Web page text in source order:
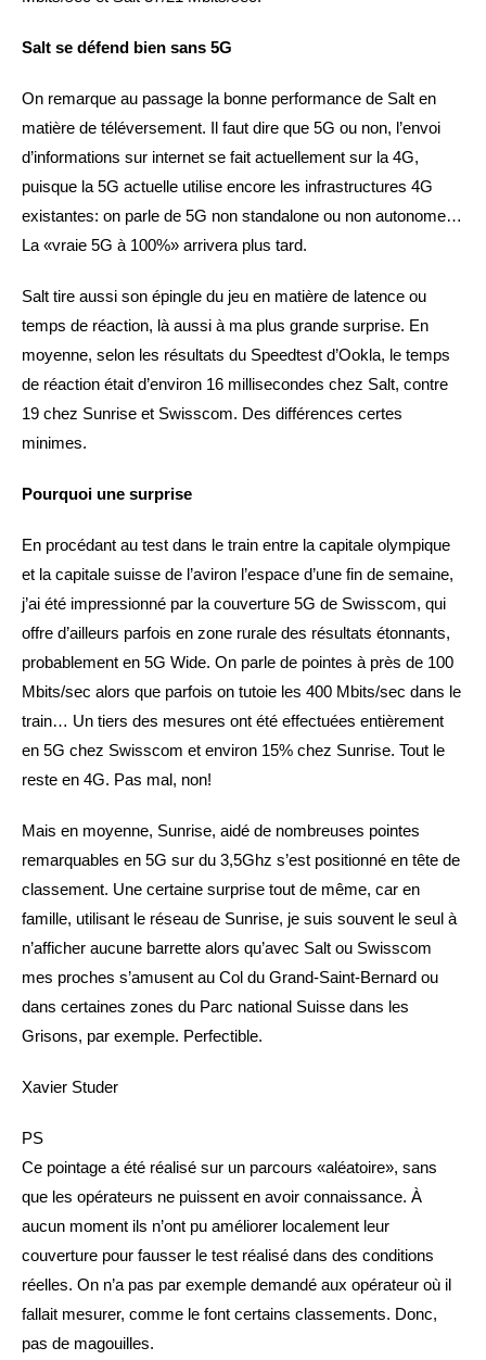
Salt se défend bien sans 5G
On remarque au passage la bonne performance de Salt en
matière de téléversement. Il faut dire que 5G ou non, l’envoi
d’informations sur internet se fait actuellement sur la 4G,
puisque la 5G actuelle utilise encore les infrastructures 4G
existantes: on parle de 5G non standalone ou non autonome…
La «vraie 5G à 100%» arrivera plus tard.
Salt tire aussi son épingle du jeu en matière de latence ou
temps de réaction, là aussi à ma plus grande surprise. En
moyenne, selon les résultats du Speedtest d’Ookla, le temps
de réaction était d’environ 16 millisecondes chez Salt, contre
19 chez Sunrise et Swisscom. Des différences certes
minimes.
Pourquoi une surprise
En procédant au test dans le train entre la capitale olympique
et la capitale suisse de l’aviron l’espace d’une fin de semaine,
j’ai été impressionné par la couverture 5G de Swisscom, qui
offre d’ailleurs parfois en zone rurale des résultats étonnants,
probablement en 5G Wide. On parle de pointes à près de 100
Mbits/sec alors que parfois on tutoie les 400 Mbits/sec dans le
train… Un tiers des mesures ont été effectuées entièrement
en 5G chez Swisscom et environ 15% chez Sunrise. Tout le
reste en 4G. Pas mal, non!
Mais en moyenne, Sunrise, aidé de nombreuses pointes
remarquables en 5G sur du 3,5Ghz s’est positionné en tête de
classement. Une certaine surprise tout de même, car en
famille, utilisant le réseau de Sunrise, je suis souvent le seul à
n’afficher aucune barrette alors qu’avec Salt ou Swisscom
mes proches s’amusent au Col du Grand-Saint-Bernard ou
dans certaines zones du Parc national Suisse dans les
Grisons, par exemple. Perfectible.
Xavier Studer
PS
Ce pointage a été réalisé sur un parcours «aléatoire», sans
que les opérateurs ne puissent en avoir connaissance. À
aucun moment ils n’ont pu améliorer localement leur
couverture pour fausser le test réalisé dans des conditions
réelles. On n’a pas par exemple demandé aux opérateur où il
fallait mesurer, comme le font certains classements. Donc,
pas de magouilles.